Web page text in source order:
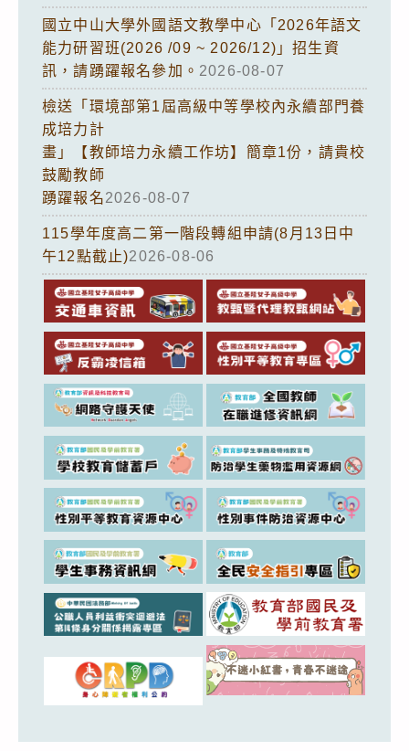
國立中山大學外國語文教學中心「2026年語文
能力研習班(2026 /09 ~ 2026/12)」招生資
訊，請踴躍報名參加。 2026-08-07
檢送「環境部第1屆高級中等學校內永續部門養
成培力計
畫」【教師培力永續工作坊】簡章1份，請貴校
鼓勵教師
踴躍報名2026-08-07
115學年度高二第一階段轉組申請(8月13日中
午12點截止)2026-08-06